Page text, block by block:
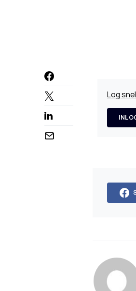
Log